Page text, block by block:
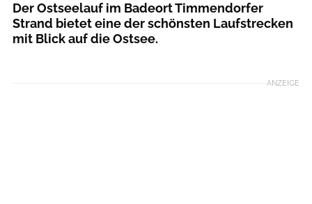
Der Ostseelauf im Badeort Timmendorfer
Strand bietet eine der schönsten Laufstrecken
mit Blick auf die Ostsee.
ANZEIGE